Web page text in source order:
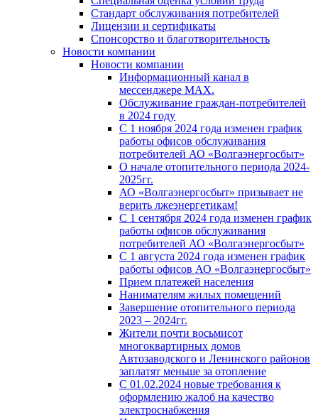
Стандарт обслуживания потребителей
Лицензии и сертификаты
Спонсорство и благотворительность
Новости компании
Новости компании
Информационный канал в
мессенджере MAX.
Обслуживание граждан-потребителей
в 2024 году
С 1 ноября 2024 года изменен график
работы офисов обслуживания
потребителей АО «Волгаэнергосбыт»
О начале отопительного периода 2024-
2025гг.
АО «Волгаэнергосбыт» призывает не
верить лжеэнергетикам!
С 1 сентября 2024 года изменен график
работы офисов обслуживания
потребителей АО «Волгаэнергосбыт»
С 1 августа 2024 года изменен график
работы офисов АО «Волгаэнергосбыт»
Прием платежей населения
Нанимателям жилых помещений
Завершение отопительного периода
2023 – 2024гг.
Жители почти восьмисот
многоквартирных домов
Автозаводского и Ленинского районов
заплатят меньше за отопление
С 01.02.2024 новые требования к
оформлению жалоб на качество
электроснабжения